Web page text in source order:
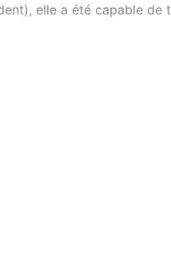
elle a été capable de